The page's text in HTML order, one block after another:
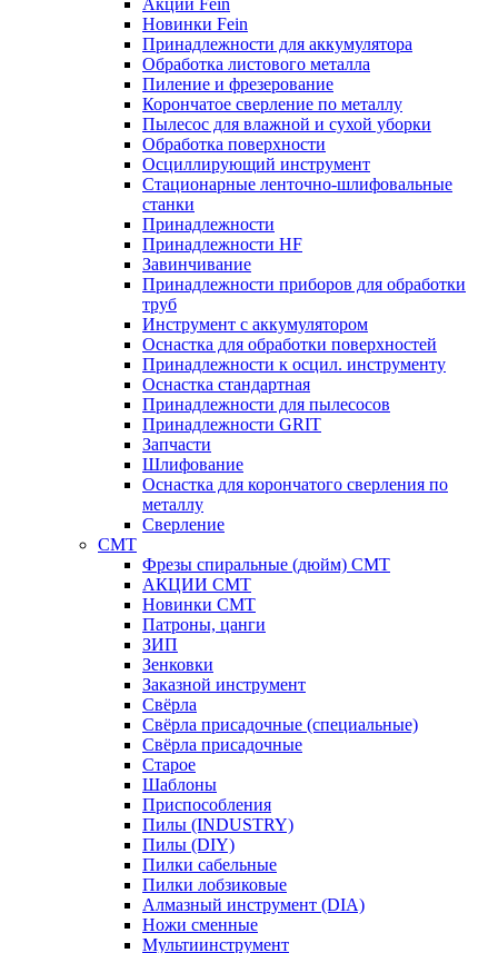
Акции Fein
Новинки Fein
Принадлежности для аккумулятора
Обработка листового металла
Пиление и фрезерование
Корончатое сверление по металлу
Пылесос для влажной и сухой уборки
Обработка поверхности
Осциллирующий инструмент
Стационарные ленточно-шлифовальные
станки
Принадлежности
Принадлежности HF
Завинчивание
Принадлежности приборов для обработки
труб
Инструмент с аккумулятором
Оснастка для обработки поверхностей
Принадлежности к осцил. инструменту
Оснастка стандартная
Принадлежности для пылесосов
Принадлежности GRIT
Запчасти
Шлифование
Оснастка для корончатого сверления по
металлу
Сверление
CMT
Фрезы спиральные (дюйм) СМТ
АКЦИИ СМТ
Новинки CMT
Патроны, цанги
ЗИП
Зенковки
Заказной инструмент
Свёрла
Свёрла присадочные (специальные)
Свёрла присадочные
Старое
Шаблоны
Приспособления
Пилы (INDUSTRY)
Пилы (DIY)
Пилки сабельные
Пилки лобзиковые
Алмазный инструмент (DIA)
Ножи сменные
Мультиинструмент